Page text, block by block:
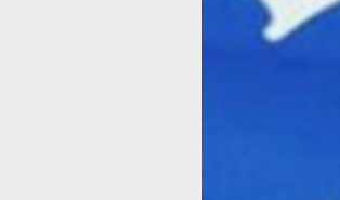
необходимости
Владимир Путин
дата даст
еще раз
отношение к
период